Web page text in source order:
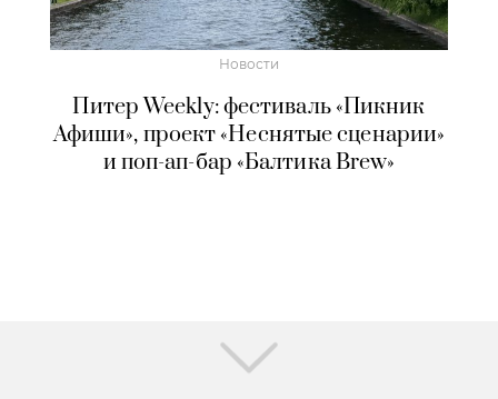
Новости
Питер Weekly: фестиваль «Пикник
Афиши», проект «Неснятые сценарии»
и поп-ап-бар «Балтика Brew»